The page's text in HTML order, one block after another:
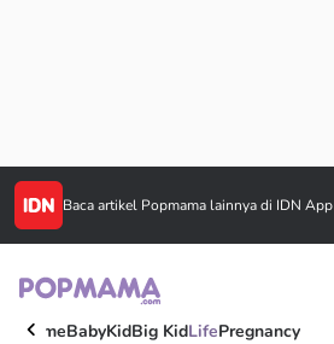
Baca artikel Popmama lainnya di IDN App
HomeBabyKidBig KidLifePregnancy